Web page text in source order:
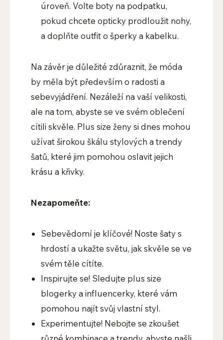
úroveň. Volte boty na podpatku,
pokud chcete opticky prodloužit nohy,
a doplňte outfit o šperky a kabelku.
Na závěr je důležité zdůraznit, že móda
by měla být především o radosti a
sebevyjádření. Nezáleží na vaší velikosti,
ale na tom, abyste se ve svém oblečení
cítili skvěle. Plus size ženy si dnes mohou
užívat širokou škálu stylových a trendy
šatů, které jim pomohou oslavit jejich
krásu a křivky.
Nezapomeňte:
Sebevědomí je klíčové! Noste šaty s
hrdostí a ukažte světu, jak skvěle se ve
svém těle cítíte.
Inspirujte se! Sledujte plus size
blogerky a influencerky, které vám
pomohou najít svůj vlastní styl.
Experimentujte! Nebojte se zkoušet